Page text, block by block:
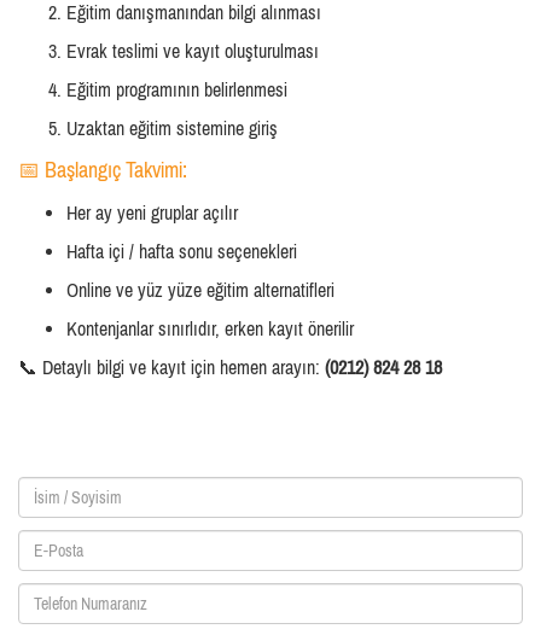
Eğitim danışmanından bilgi alınması
Evrak teslimi ve kayıt oluşturulması
Eğitim programının belirlenmesi
Uzaktan eğitim sistemine giriş
📅 Başlangıç Takvimi:
Her ay yeni gruplar açılır
Hafta içi / hafta sonu seçenekleri
Online ve yüz yüze eğitim alternatifleri
Kontenjanlar sınırlıdır, erken kayıt önerilir
📞 Detaylı bilgi ve kayıt için hemen arayın: (0212) 824 28 18